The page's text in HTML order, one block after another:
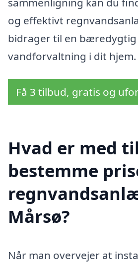
og effektivt
bidrager til en bæredygtig
vandforvaltning i dit hjem.
Få 3 tilbud, gratis og
Hvad er med
bestemme
Mårsø?
Når man overvejer at